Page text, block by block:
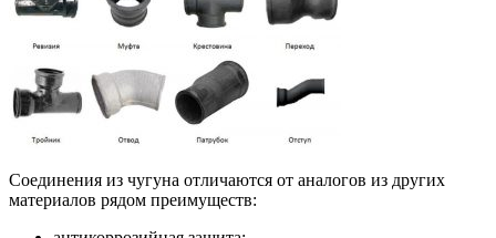
Соединения из чугуна отличаются от аналогов из других
материалов рядом преимуществ: